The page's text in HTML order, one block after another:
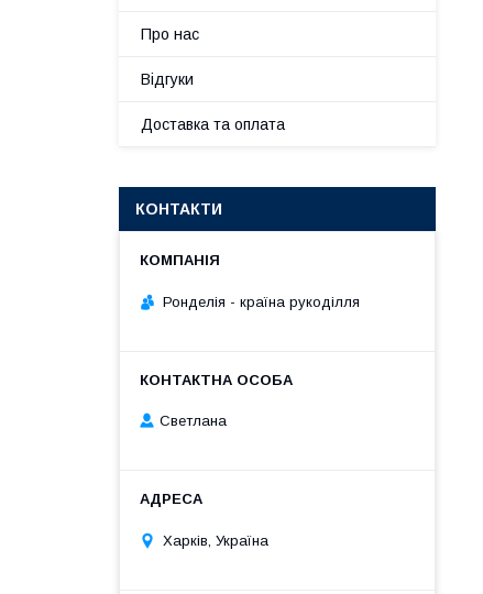
Про нас
Відгуки
Доставка та оплата
КОНТАКТИ
Ронделія - країна рукоділля
Светлана
Харків, Україна